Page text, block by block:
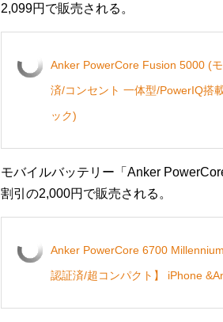
2,099円で販売される。
Anker PowerCore Fusion 5000 (
済/コンセント 一体型/PowerIQ搭
ック)
モバイルバッテリー「Anker
割引の2,000円で販売される。
Anker PowerCore 6700
認証済/超コンパクト】 iPhone